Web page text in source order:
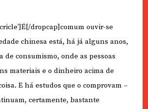
dropcap]comum ouvir-se
chinesa está, há já alguns anos,
de consumismo, onde as pessoas
materiais e o dinheiro acima de
E há estudos que o comprovam –
certamente, bastante